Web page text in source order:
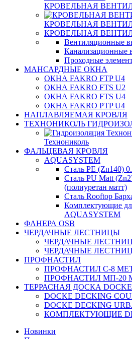
КРОВЕЛЬНАЯ
КРОВЕЛЬНАЯ
КРОВЕЛЬНАЯ
Вентиляционные
Канализационные
Проходные
МАНСАРДНЫЕ ОКНА
ОКНА FAKRO FTP U4
ОКНА FAKRO FTS U2
ОКНА FAKRO FTS U4
ОКНА FAKRO PTP U4
НАПЛАВЛЯЕМАЯ КРОВЛЯ
ТЕХНОНИКОЛЬ
Технониколь
ФАЛЬЦЕВАЯ КРОВЛЯ
AQUASYSTEM
Сталь PE (Zn140)
Сталь PU Matt
(полиуретан матт)
Сталь Rooftop
Комплектующие
AQUASYSTEM
ФАНЕРА OSB
ЧЕРДАЧНЫЕ ЛЕСТНИЦЫ
ЧЕРДАЧНЫЕ
ЧЕРДАЧНЫЕ
ПРОФНАСТИЛ
ПРОФНАСТИЛ C-8
ПРОФНАСТИЛ МП-20
ТЕРРАСНАЯ ДОСКА DOCKE
DOCKE DECKING
DOCKE DECKING
КОМПЛЕКТУЮЩИЕ
Новинки